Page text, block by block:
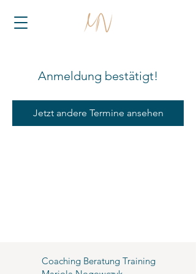
Anmeldung bestätigt!
Jetzt andere Termine ansehen
Coaching Beratung Training